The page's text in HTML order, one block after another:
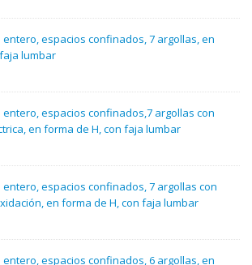
espacios confinados, 7 argollas, en
lumbar
espacios confinados,7 argollas con
en forma de H, con faja lumbar
espacios confinados, 7 argollas con
en forma de H, con faja lumbar
espacios confinados, 6 argollas, en